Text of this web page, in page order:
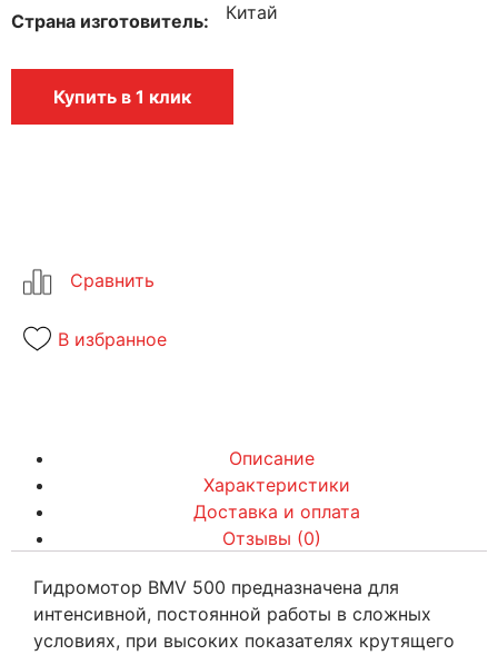
Страна изготовитель Китай
Купить в 1 клик
В избранное
Описание
Характеристики
Доставка и оплата
Отзывы (0)
Гидромотор BMV 500 предназначена для
интенсивной, постоянной работы в сложных
условиях, при высоких показателях крутящего